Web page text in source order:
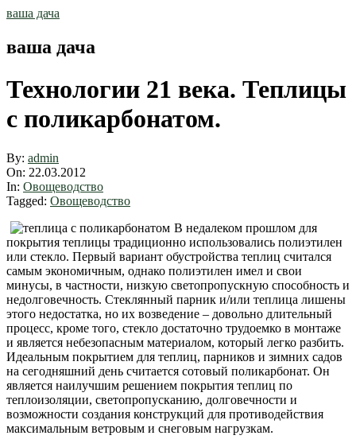
Skip
ваша дача
ваша дача
Технологии 21 века. Теплицы
с поликарбонатом.
By: admin
On: 22.03.2012
In: Овощеводство
Tagged: Овощеводство
В недалеком прошлом для
покрытия теплицы традиционно использовались полиэтилен
или стекло. Первый вариант обустройства теплиц считался
самым экономичным, однако полиэтилен имел и свои
минусы, в частности, низкую светопропускную способность и
недолговечность. Стеклянный парник и/или теплица лишены
этого недостатка, но их возведение – довольно длительный
процесс, кроме того, стекло достаточно трудоемко в монтаже
и является небезопасным материалом, который легко разбить.
Идеальным покрытием для теплиц, парников и зимних садов
на сегодняшний день считается сотовый поликарбонат. Он
является наилучшим решением покрытия теплиц по
теплоизоляции, светопропусканию, долговечности и
возможности создания конструкций для противодействия
максимальным ветровым и снеговым нагрузкам.